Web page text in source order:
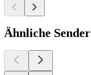
Ähnliche Sender